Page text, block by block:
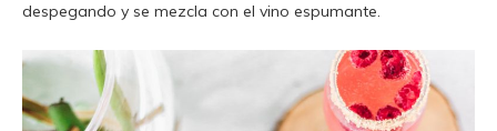
despegando y se mezcla con el vino espumante.